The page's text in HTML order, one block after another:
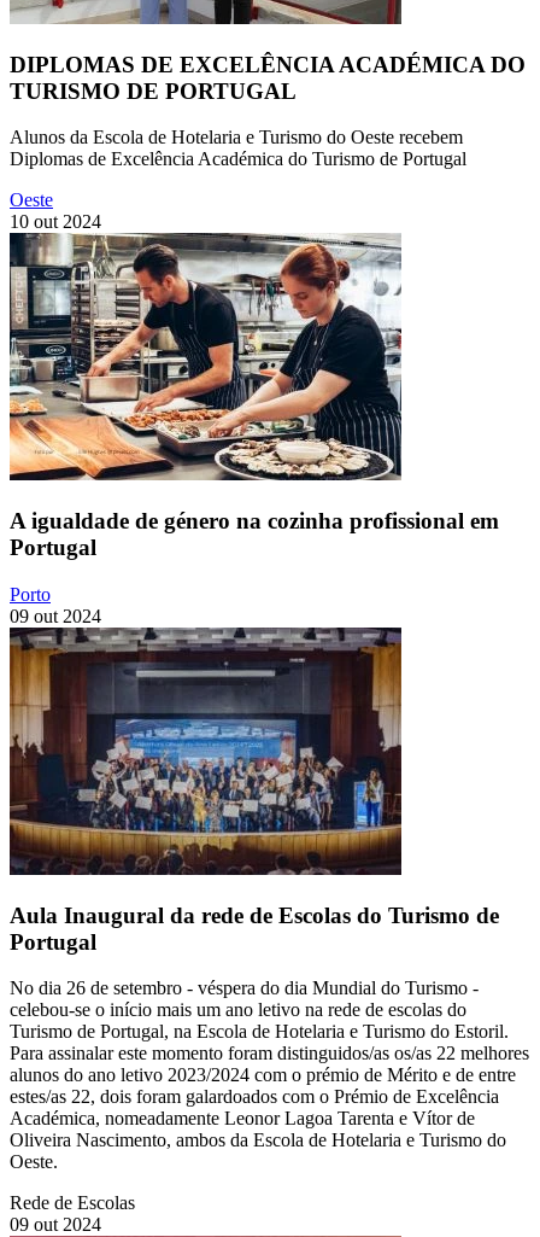
DIPLOMAS DE EXCELÊNCIA ACADÉMICA DO
TURISMO DE PORTUGAL
Alunos da Escola de Hotelaria e Turismo do Oeste recebem
Diplomas de Excelência Académica do Turismo de Portugal
Oeste
10 out 2024
A igualdade de género na cozinha profissional em
Portugal
Porto
09 out 2024
Aula Inaugural da rede de Escolas do Turismo de
Portugal
No dia 26 de setembro - véspera do dia Mundial do Turismo -
celebou-se o início mais um ano letivo na rede de escolas do
Turismo de Portugal, na Escola de Hotelaria e Turismo do Estoril.
Para assinalar este momento foram distinguidos/as os/as 22 melhores
alunos do ano letivo 2023/2024 com o prémio de Mérito e de entre
estes/as 22, dois foram galardoados com o Prémio de Excelência
Académica, nomeadamente Leonor Lagoa Tarenta e Vítor de
Oliveira Nascimento, ambos da Escola de Hotelaria e Turismo do
Oeste.
Rede de Escolas
09 out 2024